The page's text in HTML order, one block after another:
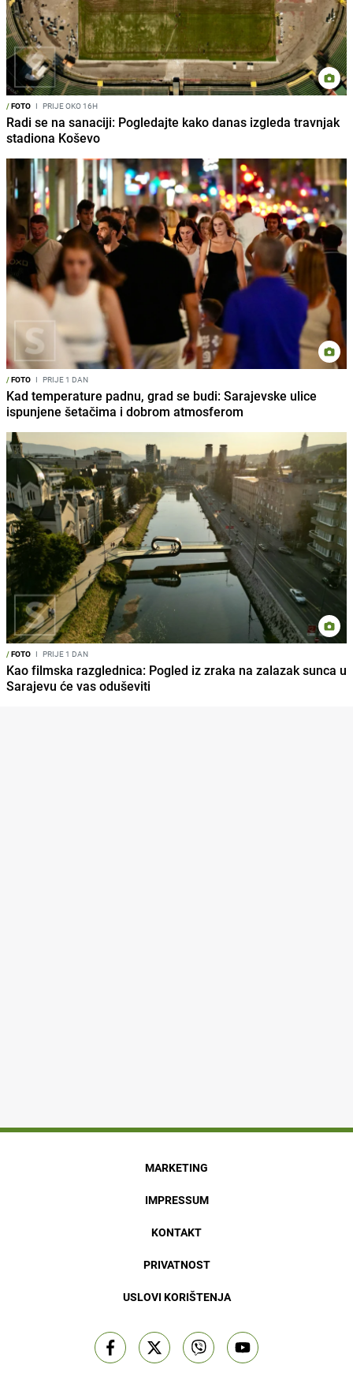
/FOTO I PRIJE OKO 16H
Radi se na sanaciji: Pogledajte kako danas izgleda travnjak
stadiona Koševo
/FOTO I PRIJE 1 DAN
Kad temperature padnu, grad se budi: Sarajevske ulice
ispunjene šetačima i dobrom atmosferom
/FOTO I PRIJE 1 DAN
Kao filmska razglednica: Pogled iz zraka na zalazak sunca u
Sarajevu će vas oduševiti
MARKETING
IMPRESSUM
KONTAKT
PRIVATNOST
USLOVI KORIŠTENJA